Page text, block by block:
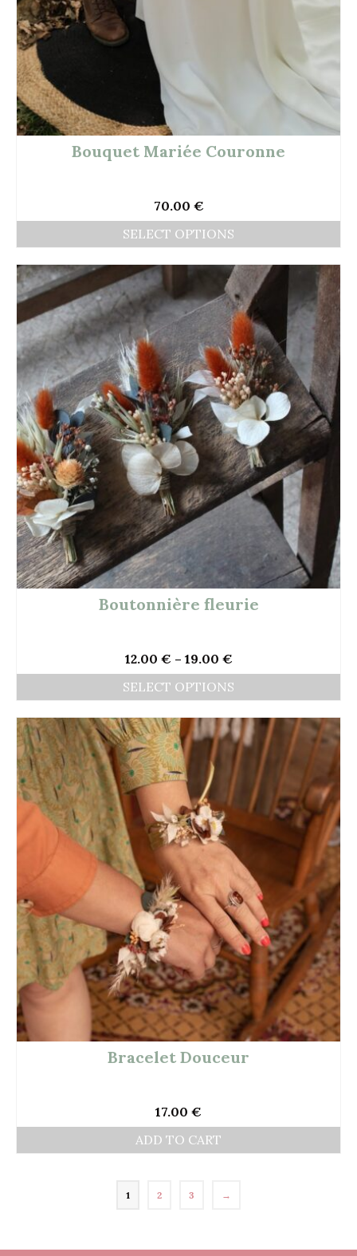
Bouquet Mariée Couronne
70.00 €
SELECT OPTIONS
Boutonnière fleurie
12.00 € – 19.00 €
SELECT OPTIONS
Bracelet Douceur
17.00 €
ADD TO CART
1 2 3 →